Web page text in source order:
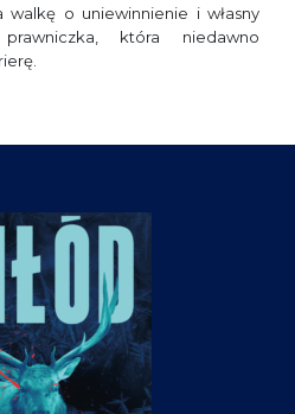
o uniewinnienie i własny
która niedawno